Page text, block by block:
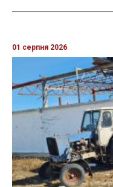
01 серпня 2026